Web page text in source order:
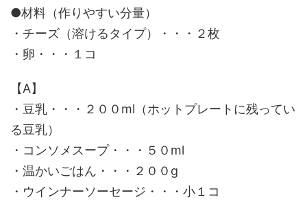
●材料（作りやすい分量）
・チーズ（溶けるタイプ）・・・２枚
・卵・・・１コ
【A】
・豆乳・・・２００ml（ホットプレートに残ってい
る豆乳）
・コンソメスープ・・・５０ml
・温かいごはん・・・２００g
・ウインナーソーセージ・・・小１コ